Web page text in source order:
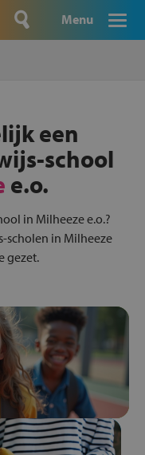
Menu
een
school
e.o.
in Milheeze e.o.?
scholen in Milheeze
gezet.